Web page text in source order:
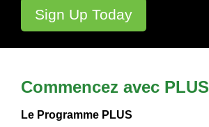
Commencez avec PLUS
Le Programme PLUS